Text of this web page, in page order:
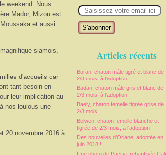
m
Articles récents
Boran, chaton mâle tigré et blanc de
2/3 mois, à l'adoption
Badan, chaton mâle gris et blanc de
2/3 mois, à l'adoption
Baely, chaton femelle tigrée grise de
2/3 mois
Belwen, chaton femelle blanche et
tigrée de 2/3 mois, à l'adoption
Des nouvelles d'Orlane, adoptée en
juin 2018 !
Une photo de Pacifia, rebaptisée Cali,
weekend. Nous
Mador, Mizou est
et aussi
siamois,
d'accueils car
tant besoin en
leur implication au
nos loulous une
20 novembre 2016 à